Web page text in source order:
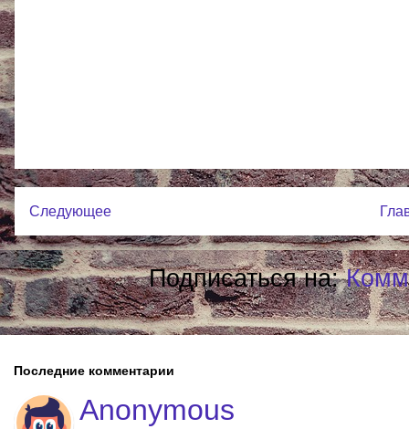
Следующее
Подписаться на:
Последние комментарии
Anonymous